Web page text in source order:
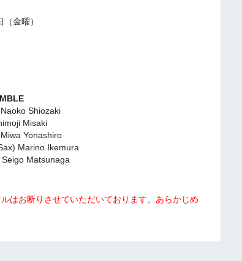
金曜）
Shiozaki
Misaki
Yonashiro
Marino Ikemura
Matsunaga
はお断りさせていただいております。あらかじめ